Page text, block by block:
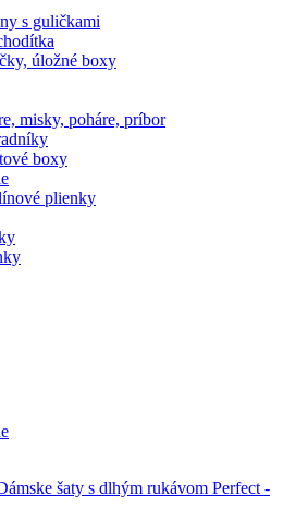
s guličkami
úložné boxy
misky, poháre, príbor
boxy
plienky